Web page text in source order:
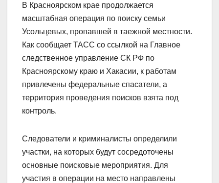
В Красноярском крае продолжается
масштабная операция по поиску семьи
Усольцевых, пропавшей в таежной местности.
Как сообщает ТАСС со ссылкой на Главное
следственное управление СК РФ по
Красноярскому краю и Хакасии, к работам
привлечены федеральные спасатели, а
территория проведения поисков взята под
контроль.
Следователи и криминалисты определили
участки, на которых будут сосредоточены
основные поисковые мероприятия. Для
участия в операции на место направлены